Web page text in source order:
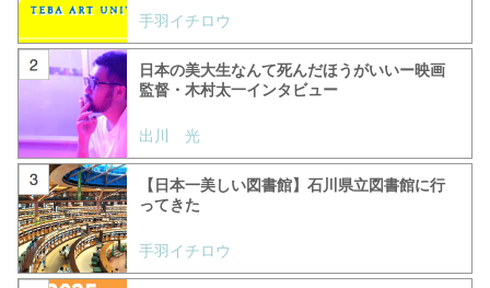
手羽イチロウ
日本の美大生なんて死んだほうがいいー映画
監督・木村太一インタビュー
出川 光
【日本一美しい図書館】石川県立図書館に行
ってきた
手羽イチロウ